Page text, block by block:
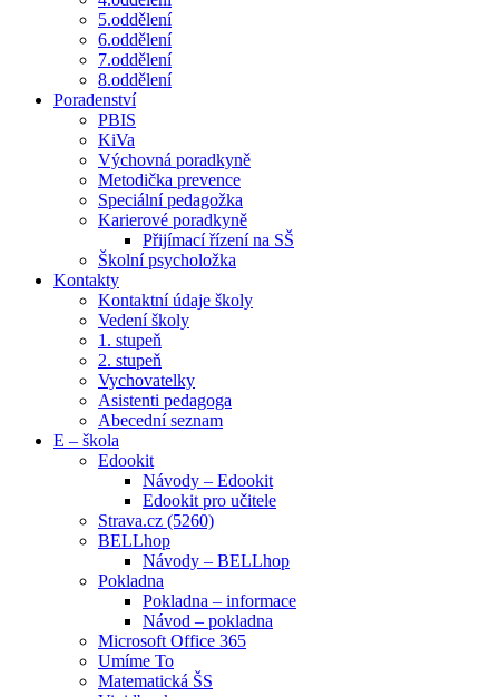
5.oddělení
6.oddělení
7.oddělení
8.oddělení
Poradenství
PBIS
KiVa
Výchovná poradkyně
Metodička prevence
Speciální pedagožka
Karierové poradkyně
Přijímací řízení na SŠ
Školní psycholožka
Kontakty
Kontaktní údaje školy
Vedení školy
1. stupeň
2. stupeň
Vychovatelky
Asistenti pedagoga
Abecední seznam
E – škola
Edookit
Návody – Edookit
Edookit pro učitele
Strava.cz (5260)
BELLhop
Návody – BELLhop
Pokladna
Pokladna – informace
Návod – pokladna
Microsoft Office 365
Umíme To
Matematická ŠS